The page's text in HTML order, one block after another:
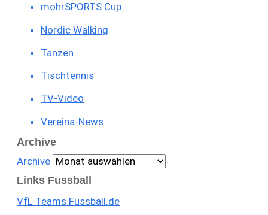
mohrSPORTS Cup
Nordic Walking
Tanzen
Tischtennis
TV-Video
Vereins-News
Archive
Archive
Links Fussball
VfL Teams Fussball.de